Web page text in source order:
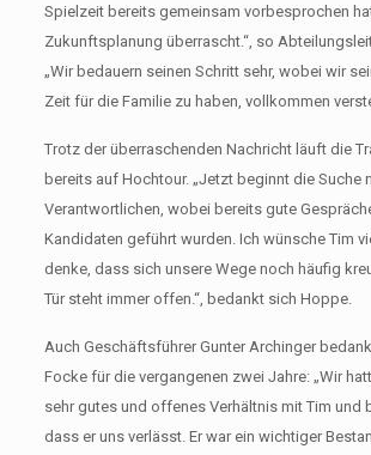
Spielzeit bereits gemeinsam vorbesprochen
Zukunftsplanung überrascht.“, so
„Wir bedauern seinen Schritt sehr, wobei wir
Zeit für die Familie zu haben, vollkommen
Trotz der überraschenden Nachricht läuft die
bereits auf Hochtour. „Jetzt beginnt die Suche
Verantwortlichen, wobei bereits gute
Kandidaten geführt wurden. Ich wünsche Tim
denke, dass sich unsere Wege noch häufig
Tür steht immer offen.“, bedankt sich Hoppe.
Auch Geschäftsführer Gunter Archinger
Focke für die vergangenen zwei Jahre: „Wir
sehr gutes und offenes Verhältnis mit Tim und
dass er uns verlässt. Er war ein wichtiger